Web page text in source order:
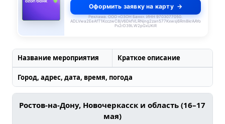
Оформить заявку на карту
Реклама. ООО «ОЗОН Банк». ИНН 9703077050.
ADLVwa2EeAfT1KcczwC8jV6DkfVLRNjng2zan577Kxwsj6Rm8krAAYo
Px2rD39LW2pGxUKiR
Название мероприятия Краткое описание
Город, адрес, дата, время, погода
Ростов-на-Дону, Новочеркасск и область (16–17
мая)